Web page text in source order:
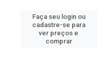
Faça seu login ou
cadastre-se para
ver preços e
comprar